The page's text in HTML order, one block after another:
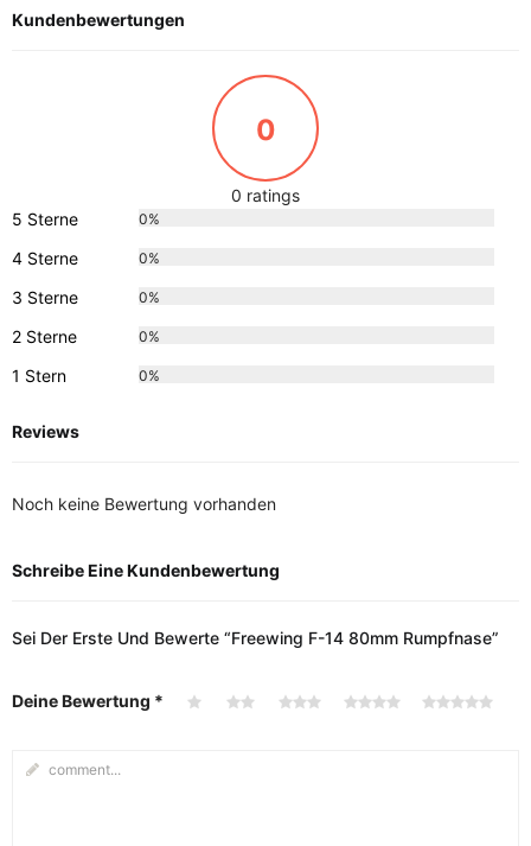
Kundenbewertungen
0
0 ratings
5 Sterne
0%
4 Sterne 0%
3 Sterne 0%
2 Sterne 0%
1 Stern 0%
Reviews
Noch keine Bewertung vorhanden
Schreibe Eine Kundenbewertung
Sei Der Erste Und Bewerte “Freewing F-14 80mm Rumpfnase”
Deine Bewertung *